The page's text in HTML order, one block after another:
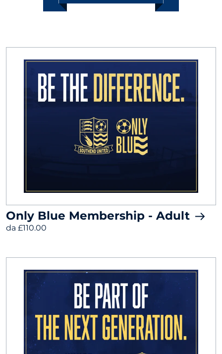
Only Blue Membership - Adult
da £110.00